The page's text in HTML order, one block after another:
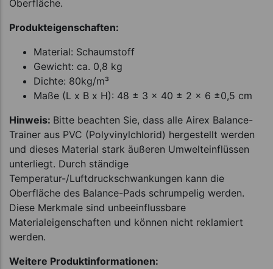
Oberfläche.
Produkteigenschaften:
Material: Schaumstoff
Gewicht: ca. 0,8 kg
Dichte: 80kg/m³
Maße (L x B x H): 48 ± 3 x 40 ± 2 x 6 ±0,5 cm
Hinweis: Bitte beachten Sie, dass alle Airex Balance-
Trainer aus PVC (Polyvinylchlorid) hergestellt werden
und dieses Material stark äußeren Umwelteinflüssen
unterliegt. Durch ständige
Temperatur-/Luftdruckschwankungen kann die
Oberfläche des Balance-Pads schrumpelig werden.
Diese Merkmale sind unbeeinflussbare
Materialeigenschaften und können nicht reklamiert
werden.
Weitere Produktinformationen: